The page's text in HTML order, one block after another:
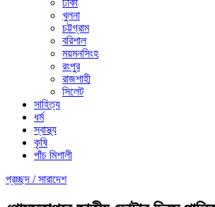
ঢাকা
খুলনা
চট্টগ্রাম
বরিশাল
ময়মনসিংহ
রংপুর
রাজশাহী
সিলেট
সাহিত্য
ধর্ম
স্বাস্থ্য
কৃষি
পাঁচ মিশালী
প্রচ্ছদ /সারাদেশ